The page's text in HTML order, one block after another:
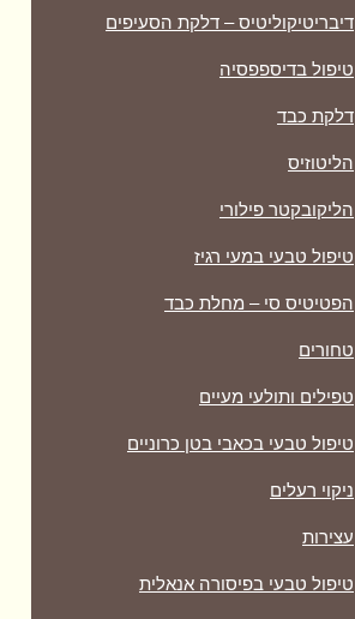
דיבריטיקוליטיס – דלקת הסעיפים
טיפול בדיספפסיה
דלקת כבד
הליטוזיס
הליקובקטר פילורי
טיפול טבעי במעי רגיז
הפטיטיס סי – מחלת כבד
טחורים
טפילים ותולעי מעיים
טיפול טבעי בכאבי בטן כרוניים
ניקוי רעלים
עצירות
טיפול טבעי בפיסורה אנאלית